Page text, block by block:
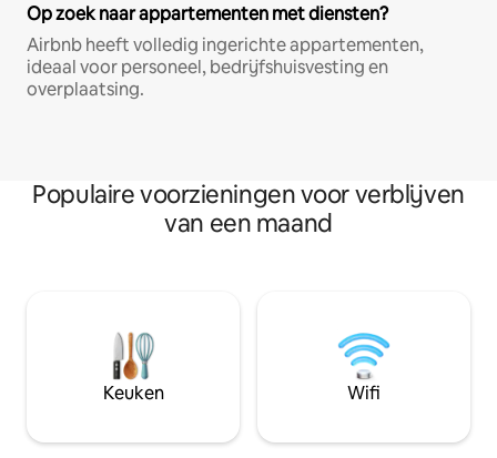
Op zoek naar appartementen met diensten?
Airbnb heeft volledig ingerichte appartementen,
ideaal voor personeel, bedrijfshuisvesting en
overplaatsing.
Populaire voorzieningen voor verblijven
van een maand
Keuken Wifi